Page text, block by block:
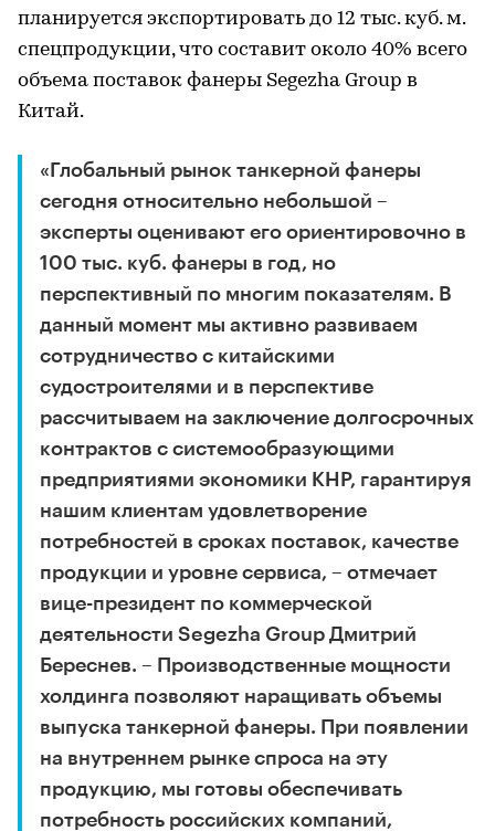
планируется экспортировать до 12 тыс. куб. м.
спецпродукции, что составит около 40% всего
объема поставок фанеры Segezha Group в
Китай.
«Глобальный рынок танкерной фанеры
сегодня относительно небольшой –
эксперты оценивают его ориентировочно в
100 тыс. куб. фанеры в год, но
перспективный по многим показателям. В
данный момент мы активно развиваем
сотрудничество с китайскими
судостроителями и в перспективе
рассчитываем на заключение долгосрочных
контрактов с системообразующими
предприятиями экономики КНР, гарантируя
нашим клиентам удовлетворение
потребностей в сроках поставок, качестве
продукции и уровне сервиса, – отмечает
вице-президент по коммерческой
деятельности Segezha Group Дмитрий
Береснев. – Производственные мощности
холдинга позволяют наращивать объемы
выпуска танкерной фанеры. При появлении
на внутреннем рынке спроса на эту
продукцию, мы готовы обеспечивать
потребность российских компаний,